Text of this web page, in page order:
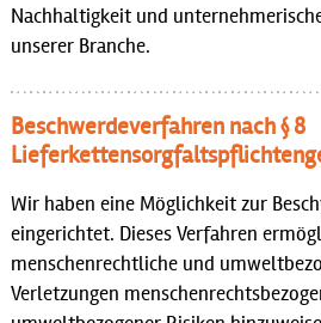
Nachhaltigkeit und
unserer Branche.
Beschwerdeverfahren nach § 8
Wir haben eine Möglichkeit zur
eingerichtet. Dieses Verfahren
menschenrechtliche und
Verletzungen